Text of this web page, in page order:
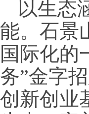
以生态
能。石景
国际化的
务”金字
创新创业